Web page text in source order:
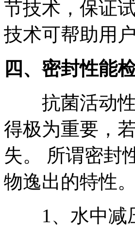
节技术，保证
技术可帮助用
四、密封性能
抗菌活动性
得极为重要，
失。 所谓密封
物逸出的特性
1、水中减压